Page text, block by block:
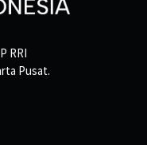
RRI
Pusat.